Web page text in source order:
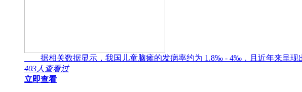
据相关数据显示，我国儿童脑瘫的发病率约为 1.8‰ - 4‰，且近年来呈现
403人查看过
立即查看